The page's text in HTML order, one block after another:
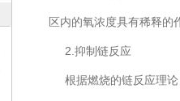
区内的氧浓度具有稀释的
2.抑制链反应
根据燃烧的链反应理论